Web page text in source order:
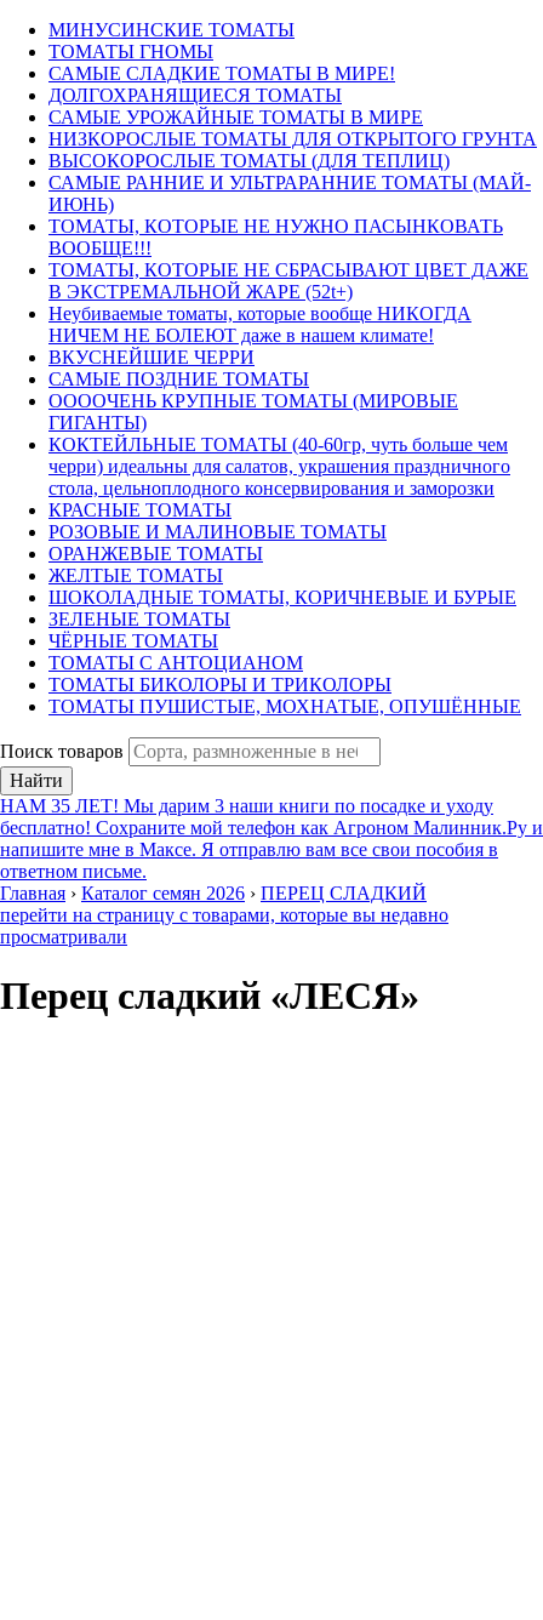
МИНУСИНСКИЕ ТОМАТЫ
ТОМАТЫ ГНОМЫ
САМЫЕ СЛАДКИЕ ТОМАТЫ В МИРЕ!
ДОЛГОХРАНЯЩИЕСЯ ТОМАТЫ
САМЫЕ УРОЖАЙНЫЕ ТОМАТЫ В МИРЕ
НИЗКОРОСЛЫЕ ТОМАТЫ ДЛЯ ОТКРЫТОГО ГРУНТА
ВЫСОКОРОСЛЫЕ ТОМАТЫ (ДЛЯ ТЕПЛИЦ)
САМЫЕ РАННИЕ И УЛЬТРАРАННИЕ ТОМАТЫ (МАЙ-
ИЮНЬ)
ТОМАТЫ, КОТОРЫЕ НЕ НУЖНО ПАСЫНКОВАТЬ
ВООБЩЕ!!!
ТОМАТЫ, КОТОРЫЕ НЕ СБРАСЫВАЮТ ЦВЕТ ДАЖЕ
В ЭКСТРЕМАЛЬНОЙ ЖАРЕ (52t+)
Неубиваемые томаты, которые вообще НИКОГДА
НИЧЕМ НЕ БОЛЕЮТ даже в нашем климате!
ВКУСНЕЙШИЕ ЧЕРРИ
САМЫЕ ПОЗДНИЕ ТОМАТЫ
ООООЧЕНЬ КРУПНЫЕ ТОМАТЫ (МИРОВЫЕ
ГИГАНТЫ)
КОКТЕЙЛЬНЫЕ ТОМАТЫ (40-60гр, чуть больше чем
черри) идеальны для салатов, украшения праздничного
стола, цельноплодного консервирования и заморозки
КРАСНЫЕ ТОМАТЫ
РОЗОВЫЕ И МАЛИНОВЫЕ ТОМАТЫ
ОРАНЖЕВЫЕ ТОМАТЫ
ЖЕЛТЫЕ ТОМАТЫ
ШОКОЛАДНЫЕ ТОМАТЫ, КОРИЧНЕВЫЕ И БУРЫЕ
ЗЕЛЕНЫЕ ТОМАТЫ
ЧЁРНЫЕ ТОМАТЫ
ТОМАТЫ С АНТОЦИАНОМ
ТОМАТЫ БИКОЛОРЫ И ТРИКОЛОРЫ
ТОМАТЫ ПУШИСТЫЕ, МОХНАТЫЕ, ОПУШЁННЫЕ
Поиск товаров
Найти
НАМ 35 ЛЕТ! Мы дарим 3 наши книги по посадке и уходу
бесплатно! Сохраните мой телефон как Агроном Малинник.Ру и
напишите мне в Максе. Я отправлю вам все свои пособия в
ответном письме.
Главная › Каталог семян 2026 › ПЕРЕЦ СЛАДКИЙ
перейти на страницу с товарами, которые вы недавно
просматривали
Перец сладкий «ЛЕСЯ»